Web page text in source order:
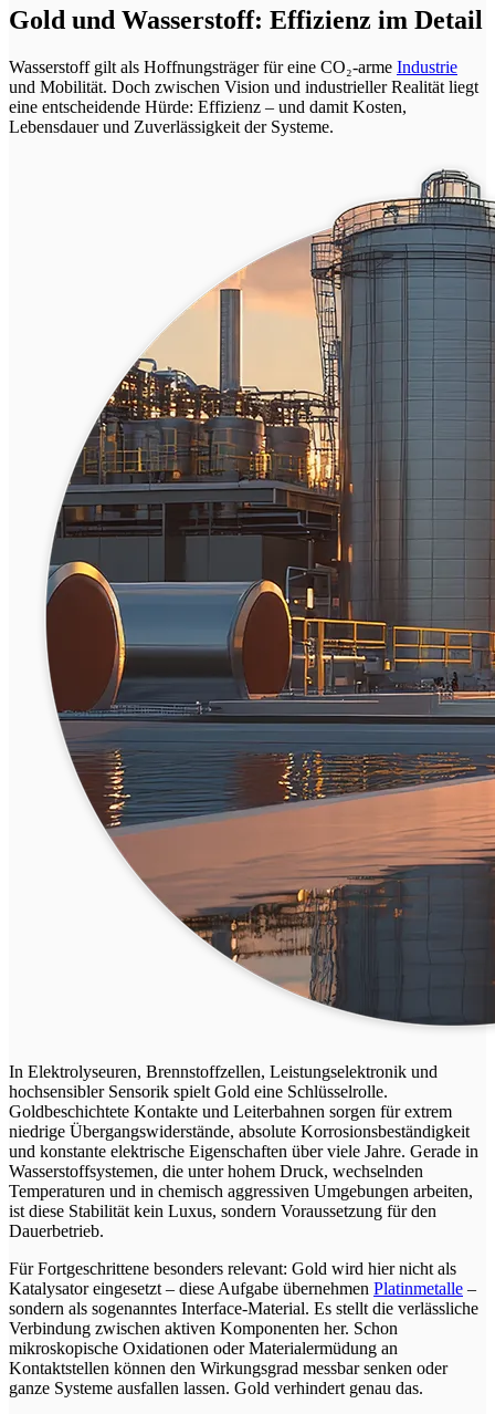
Gold und Wasserstoff: Effizienz im Detail
Wasserstoff gilt als Hoffnungsträger für eine CO₂-arme Industrie
und Mobilität. Doch zwischen Vision und industrieller Realität liegt
eine entscheidende Hürde: Effizienz – und damit Kosten,
Lebensdauer und Zuverlässigkeit der Systeme.
In Elektrolyseuren, Brennstoffzellen, Leistungselektronik und
hochsensibler Sensorik spielt Gold eine Schlüsselrolle.
Goldbeschichtete Kontakte und Leiterbahnen sorgen für extrem
niedrige Übergangswiderstände, absolute Korrosionsbeständigkeit
und konstante elektrische Eigenschaften über viele Jahre. Gerade in
Wasserstoffsystemen, die unter hohem Druck, wechselnden
Temperaturen und in chemisch aggressiven Umgebungen arbeiten,
ist diese Stabilität kein Luxus, sondern Voraussetzung für den
Dauerbetrieb.
Für Fortgeschrittene besonders relevant: Gold wird hier nicht als
Katalysator eingesetzt – diese Aufgabe übernehmen Platinmetalle –
sondern als sogenanntes Interface-Material. Es stellt die verlässliche
Verbindung zwischen aktiven Komponenten her. Schon
mikroskopische Oxidationen oder Materialermüdung an
Kontaktstellen können den Wirkungsgrad messbar senken oder
ganze Systeme ausfallen lassen. Gold verhindert genau das.